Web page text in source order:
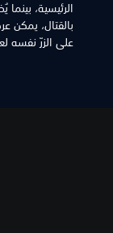
الرئيسية،
بالقتال، يمكن
على الزرّ نفسه